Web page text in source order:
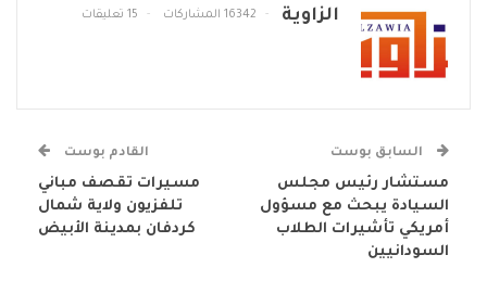
الزاوية 16342 المشاركات 15 تعليقات
السابق بوست
مستشار رئيس مجلس
السيادة يبحث مع مسؤول
أمريكي تأشيرات الطلاب
السودانيين
القادم بوست
مسيرات تقصف مباني
تلفزيون ولاية شمال
كردفان بمدينة الأبيض